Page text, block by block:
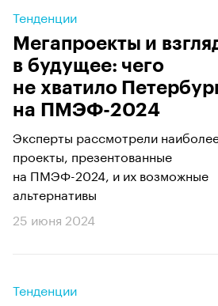
Тенденции
Мегапроекты и
в будущее: чего
не хватило
на ПМЭФ-2024
Эксперты рассмотрели
проекты, презентованные
на ПМЭФ-2024, и их возможные
альтернативы
25 июня 2024
Тенденции